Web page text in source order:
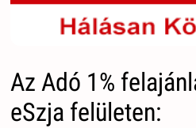
Az Adó 1%
eSzja felületen: